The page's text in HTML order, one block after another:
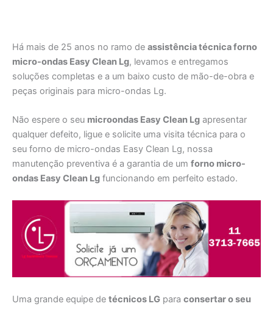
Há mais de 25 anos no ramo de assistência técnica forno
micro-ondas Easy Clean Lg, levamos e entregamos
soluções completas e a um baixo custo de mão-de-obra e
peças originais para micro-ondas Lg.
Não espere o seu microondas Easy Clean Lg apresentar
qualquer defeito, ligue e solicite uma visita técnica para o
seu forno de micro-ondas Easy Clean Lg, nossa
manutenção preventiva é a garantia de um forno micro-
ondas Easy Clean Lg funcionando em perfeito estado.
Uma grande equipe de técnicos LG para consertar o seu